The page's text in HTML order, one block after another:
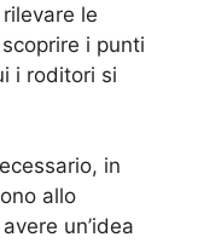
le
i punti
i roditori si
in
allo
un’idea